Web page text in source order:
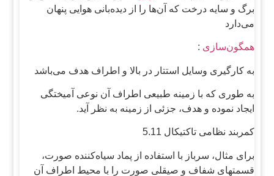
برگ و سایه درخت که آن‌ها را از دیده‌بانی هوایی پنهان
می‌دارد
همگون‌سازی :
به کارگیری وسایل استتار در بالا و اطراف هدف می‌باشد
به طوری که با زمینه طبیعی اطراف آن نوعی آمیختگی
ایجاد نموده و هدف، جزئی از زمینه به نظر آید.
کمربند نظامی تاکتیکال 5.11
برای مثال، سرباز با استفاده از پماد سیاه‌کننده صورت،
قسمتهای شفاف و صیقلی صورت را با محیط اطراف آن